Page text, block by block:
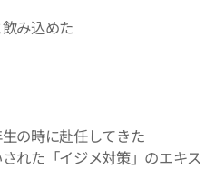
み込めた
の時に赴任してきた
れた「イジメ対策」のエキス